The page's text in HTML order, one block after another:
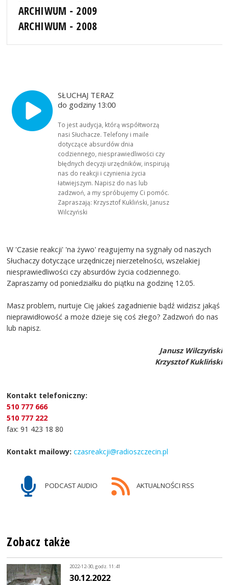
ARCHIWUM - 2009
ARCHIWUM - 2008
SŁUCHAJ TERAZ
do godziny 13:00
To jest audycja, którą współtworzą
nasi Słuchacze. Telefony i maile
dotyczące absurdów dnia
codziennego, niesprawiedliwości czy
błędnych decyzji urzędników, inspirują
nas do reakcji i czynienia życia
łatwiejszym. Napisz do nas lub
zadzwoń, a my spróbujemy Ci pomóc.
Zapraszają: Krzysztof Kukliński, Janusz
Wilczyński
W 'Czasie reakcji' 'na żywo' reagujemy na sygnały od naszych
Słuchaczy dotyczące urzędniczej nierzetelności, wszelakiej
niesprawiedliwości czy absurdów życia codziennego.
Zapraszamy od poniedziałku do piątku na godzinę 12.05.
Masz problem, nurtuje Cię jakieś zagadnienie bądź widzisz jakąś
nieprawidłowość a może dzieje się coś złego? Zadzwoń do nas
lub napisz.
Janusz Wilczyński
Krzysztof Kukliński
Kontakt telefoniczny:
510 777 666
510 777 222
fax: 91 423 18 80
Kontakt mailowy: czasreakcji@radioszczecin.pl
PODCAST AUDIO AKTUALNOŚCI RSS
Zobacz także
2022-12-30, godz. 11:41
30.12.2022